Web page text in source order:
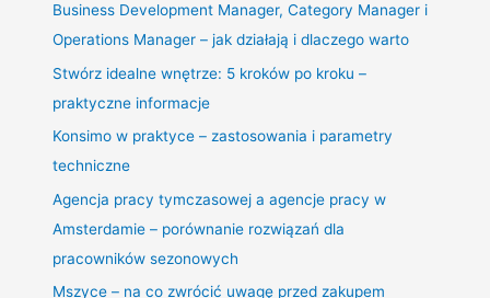
Business Development Manager, Category Manager i
Operations Manager – jak działają i dlaczego warto
Stwórz idealne wnętrze: 5 kroków po kroku –
praktyczne informacje
Konsimo w praktyce – zastosowania i parametry
techniczne
Agencja pracy tymczasowej a agencje pracy w
Amsterdamie – porównanie rozwiązań dla
pracowników sezonowych
Mszyce – na co zwrócić uwagę przed zakupem